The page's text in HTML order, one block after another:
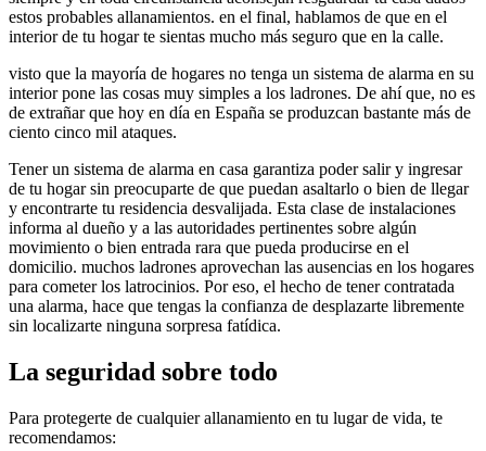
estos probables allanamientos. en el final, hablamos de que en el
interior de tu hogar te sientas mucho más seguro que en la calle.
visto que la mayoría de hogares no tenga un sistema de alarma en su
interior pone las cosas muy simples a los ladrones. De ahí que, no es
de extrañar que hoy en día en España se produzcan bastante más de
ciento cinco mil ataques.
Tener un sistema de alarma en casa garantiza poder salir y ingresar
de tu hogar sin preocuparte de que puedan asaltarlo o bien de llegar
y encontrarte tu residencia desvalijada. Esta clase de instalaciones
informa al dueño y a las autoridades pertinentes sobre algún
movimiento o bien entrada rara que pueda producirse en el
domicilio. muchos ladrones aprovechan las ausencias en los hogares
para cometer los latrocinios. Por eso, el hecho de tener contratada
una alarma, hace que tengas la confianza de desplazarte libremente
sin localizarte ninguna sorpresa fatídica.
La seguridad sobre todo
Para protegerte de cualquier allanamiento en tu lugar de vida, te
recomendamos: